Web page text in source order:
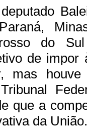
do
de impor
mas houve
que a
da União.